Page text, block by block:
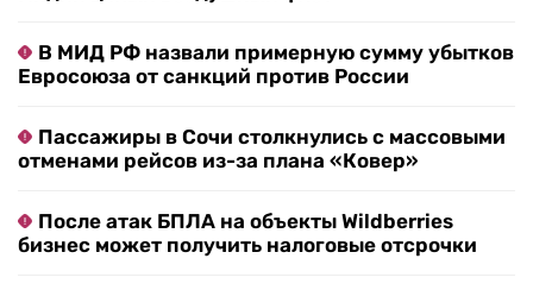
В МИД РФ назвали примерную сумму убытков
Евросоюза от санкций против России
Пассажиры в Сочи столкнулись с массовыми
отменами рейсов из-за плана «Ковер»
После атак БПЛА на объекты Wildberries
бизнес может получить налоговые отсрочки